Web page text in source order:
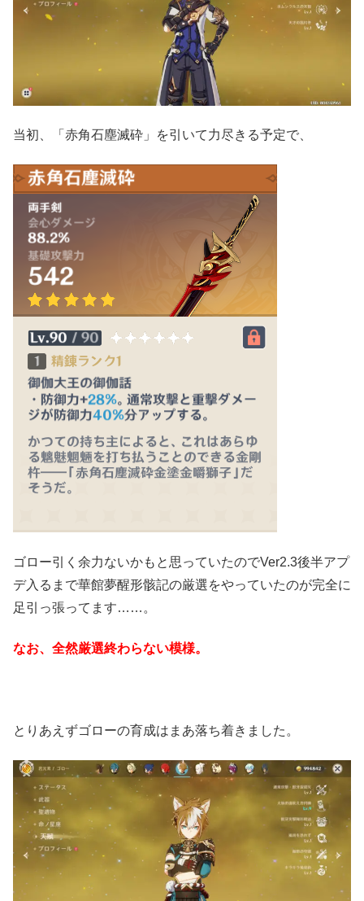
当初、「赤角石塵滅砕」を引いて力尽きる予定で、
ゴロー引く余力ないかもと思っていたのでVer2.3後半アプ
デ入るまで華館夢醒形骸記の厳選をやっていたのが完全に
足引っ張ってます……。
なお、全然厳選終わらない模様。
とりあえずゴローの育成はまあ落ち着きました。